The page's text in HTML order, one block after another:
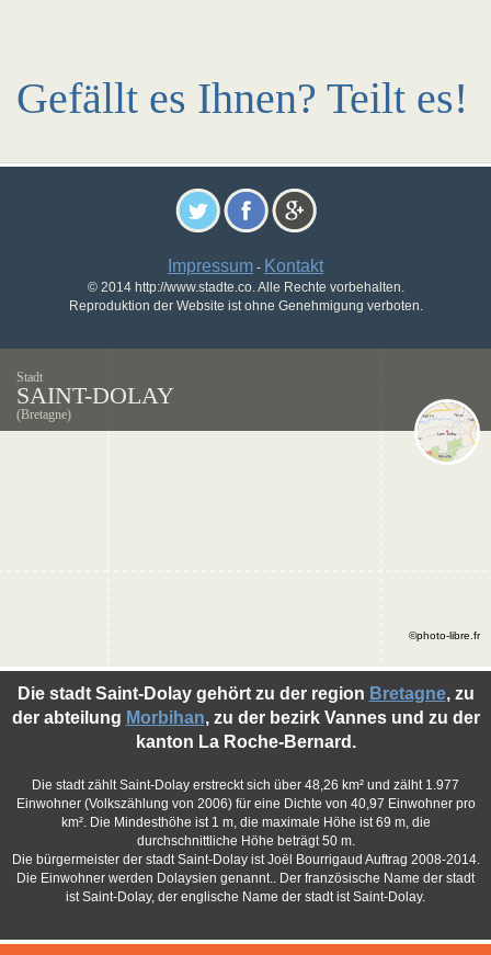
Gefällt es Ihnen? Teilt es!
Impressum - Kontakt
© 2014 http://www.stadte.co. Alle Rechte vorbehalten.
Reproduktion der Website ist ohne Genehmigung verboten.
Stadt
SAINT-DOLAY
(Bretagne)
Die stadt Saint-Dolay gehört zu der region Bretagne, zu
der abteilung Morbihan, zu der bezirk Vannes und zu der
kanton La Roche-Bernard.
Die stadt zählt Saint-Dolay erstreckt sich über 48,26 km² und zälht 1.977
Einwohner (Volkszählung von 2006) für eine Dichte von 40,97 Einwohner pro
km². Die Mindesthöhe ist 1 m, die maximale Höhe ist 69 m, die
durchschnittliche Höhe beträgt 50 m.
Die bürgermeister der stadt Saint-Dolay ist Joël Bourrigaud Auftrag 2008-2014.
Die Einwohner werden Dolaysien genannt.. Der französische Name der stadt
ist Saint-Dolay, der englische Name der stadt ist Saint-Dolay.
©photo-libre.fr